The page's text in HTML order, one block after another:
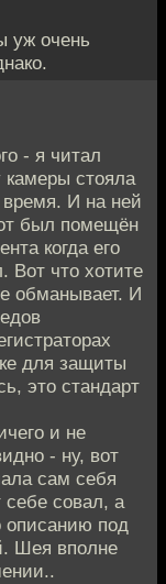
уж очень
- я читал
стояла
время. И на ней
был помещён
когда его
Вот что хотите
обманывает. И
для защиты
это стандарт
и не
- ну, вот
сам себя
себе совал, а
описанию под
Шея вполне